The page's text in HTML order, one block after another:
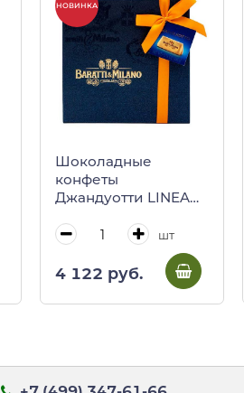
НОВИНКА
Шоколадные
конфеты
Джандуотти LINEA
BARATTI&MILANO,
шт
4 122 руб.